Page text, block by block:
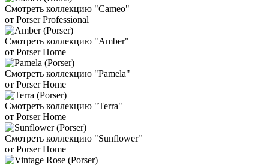
Смотреть коллекцию "Cameo"
от Porser Professional
Смотреть коллекцию "Amber"
от Porser Home
Смотреть коллекцию "Pamela"
от Porser Home
Смотреть коллекцию "Terra"
от Porser Home
Смотреть коллекцию "Sunflower"
от Porser Home